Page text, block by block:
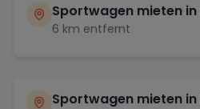
Sportwagen mieten in
6 km entfernt
Sportwagen mieten in